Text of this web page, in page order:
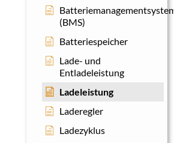
Batteriemanagementsystem
(BMS)
Batteriespeicher
Lade- und
Entladeleistung
Ladeleistung
Laderegler
Ladezyklus